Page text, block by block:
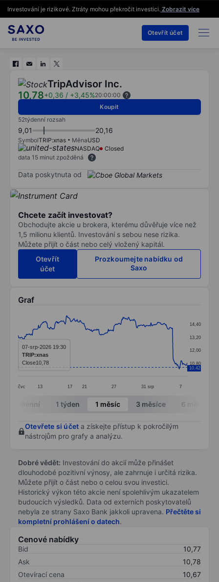
Investování je rizikové. Ztráty mohou překročit investici. Zobrazit více
Otevřít účet
TripAdvisor Inc.
10,78+0,36 / +3,45%20:00:00
Koupit
52týdenní rozsah
9,01 20,16
SymbolTRIP:xnas MěnaUSD
NASDAQ
Closed
data 15 minut zpožděná
Data poskytnuta od
Chcete začít investovat?
Obchodujte akcie u brokera, kterému důvěřuje více než
1,5 milionu klientů. Investování s sebou nese rizika.
Můžete přijít o část nebo celý vložený kapitál.
Otevřít
účet
Prozkoumejte nabídku od
Saxo
Graf
Line chart with 299 data points.
The chart has 1 X axis displaying categories.
The chart has 1 Y axis displaying values. Data
čvc 13 17 21 27 31 srp 7
10,80
12,00
13,20
14,40
10,42
07-srp-2026 19:30
TRIP:xnas
Close10,78
End of interactive chart.
Intradenní 1 týden 1 měsíc 3 měsíce 6 měsíců
Otevřete si účet a získejte přístup k pokročilým
nástrojům pro grafy a analýzu.
Dobré vědět: Investování do akcií může přinášet
dlouhodobé pozitivní výnosy, ale zahrnuje i určitá rizika.
Můžete přijít o část nebo o celou svou investici.
Historický výkon této akcie není spolehlivým ukazatelem
budoucích výsledků. Data od externích poskytovatelů
nebyla ze strany Saxo Bank jakkoli upravena. Přečtěte si
kompletní prohlášení o datech.
Cenové nabídky
Bid
10,77
Ask
10,78
Otevírací cena
10,67